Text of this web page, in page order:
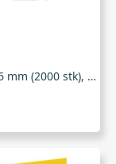
Stift 140-6 mm (2000 stk), Rapid